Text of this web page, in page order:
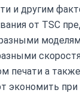
и другим
от TSC
печати а
экономить при